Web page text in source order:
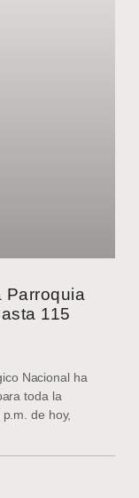
Parroquia
115
Nacional ha
toda la
de hoy,